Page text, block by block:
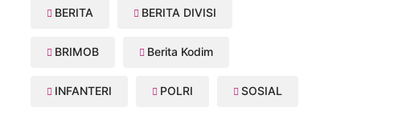
BERITA BERITA DIVISI
BRIMOB Berita Kodim
INFANTERI POLRI SOSIAL